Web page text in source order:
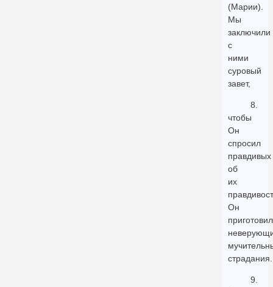
(Марии).
Мы
заключили
с
ними
суровый
завет,
8.
чтобы
Он
спросил
правдивых
об
их
Он
приготовил
страдания.
9.